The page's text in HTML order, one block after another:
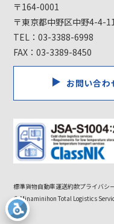
〒164-0001
〒東京都中野区中野4-4-
TEL：03-3388-6998
FAX：03-3389-8450
お問い合わ
標準貨物自動車運送約款プライバシ
© Minaminihon Total Logistics